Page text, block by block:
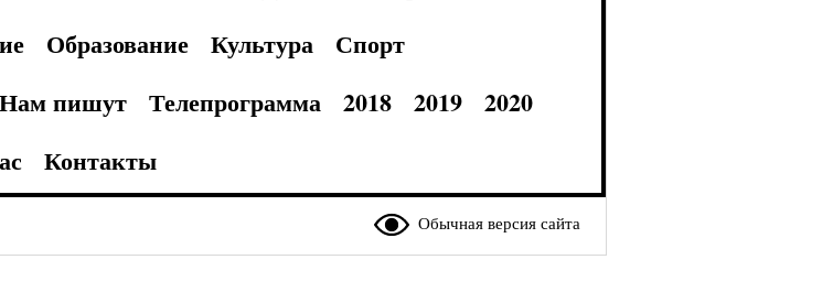
Образование Культура
Спорт
Нам пишут Телепрограмма 2018 2019
2020
Контакты
Обычная версия сайта